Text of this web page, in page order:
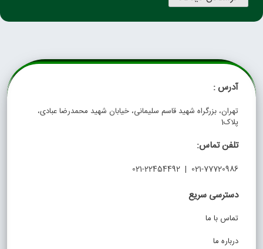
آدرس :
تهران، بزرگراه شهید قاسم سلیمانی، خیابان شهید محمدرضا عبادی،
پلاک1
تلفن تماس:
021-77720986 | 021-22454492
دسترسی سریع
تماس با ما
درباره ما